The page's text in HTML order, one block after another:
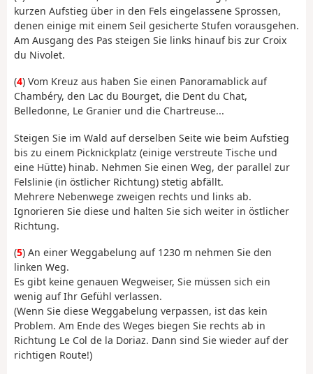
kurzen Aufstieg über in den Fels eingelassene Sprossen,
denen einige mit einem Seil gesicherte Stufen vorausgehen.
Am Ausgang des Pas steigen Sie links hinauf bis zur Croix
du Nivolet.
(4) Vom Kreuz aus haben Sie einen Panoramablick auf
Chambéry, den Lac du Bourget, die Dent du Chat,
Belledonne, Le Granier und die Chartreuse...
Steigen Sie im Wald auf derselben Seite wie beim Aufstieg
bis zu einem Picknickplatz (einige verstreute Tische und
eine Hütte) hinab. Nehmen Sie einen Weg, der parallel zur
Felslinie (in östlicher Richtung) stetig abfällt.
Mehrere Nebenwege zweigen rechts und links ab.
Ignorieren Sie diese und halten Sie sich weiter in östlicher
Richtung.
(5) An einer Weggabelung auf 1230 m nehmen Sie den
linken Weg.
Es gibt keine genauen Wegweiser, Sie müssen sich ein
wenig auf Ihr Gefühl verlassen.
(Wenn Sie diese Weggabelung verpassen, ist das kein
Problem. Am Ende des Weges biegen Sie rechts ab in
Richtung Le Col de la Doriaz. Dann sind Sie wieder auf der
richtigen Route!)